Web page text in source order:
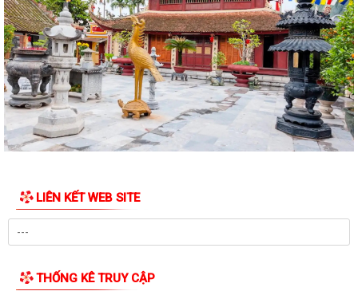
LIÊN KẾT WEB SITE
THỐNG KÊ TRUY CẬP